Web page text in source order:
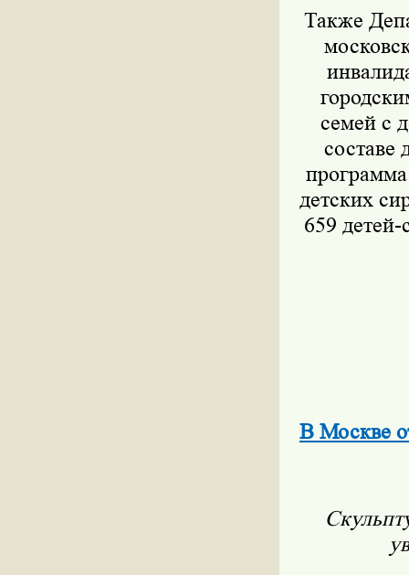
Также
семей с
составе
детских
659
В Москве